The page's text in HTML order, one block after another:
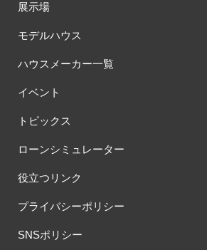
展示場
モデルハウス
ハウスメーカー一覧
イベント
トピックス
ローンシミュレーター
役立つリンク
プライバシーポリシー
SNSポリシー